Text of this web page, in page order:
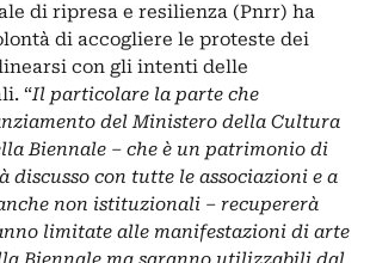
di ripresa e resilienza (Pnrr) ha
di accogliere le proteste dei
con gli intenti delle
“Il particolare la parte che
del Ministero della Cultura
Biennale – che è un patrimonio di
discusso con tutte le associazioni e a
non istituzionali – recupererà
limitate alle manifestazioni di arte